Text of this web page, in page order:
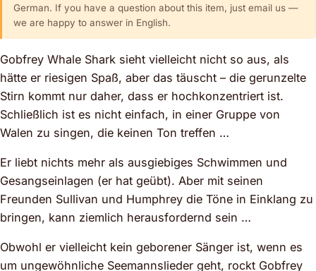
German. If you have a question about this item, just email us —
we are happy to answer in English.
Gobfrey Whale Shark sieht vielleicht nicht so aus, als
hätte er riesigen Spaß, aber das täuscht – die gerunzelte
Stirn kommt nur daher, dass er hochkonzentriert ist.
Schließlich ist es nicht einfach, in einer Gruppe von
Walen zu singen, die keinen Ton treffen …
Er liebt nichts mehr als ausgiebiges Schwimmen und
Gesangseinlagen (er hat geübt). Aber mit seinen
Freunden Sullivan und Humphrey die Töne in Einklang zu
bringen, kann ziemlich herausfordernd sein …
Obwohl er vielleicht kein geborener Sänger ist, wenn es
um ungewöhnliche Seemannslieder geht, rockt Gobfrey